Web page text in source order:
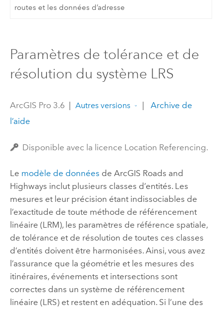
routes et les données d’adresse
Paramètres de tolérance et de
résolution du système LRS
ArcGIS Pro 3.6 | Autres versions |
Archive de
l’aide
Disponible avec la licence Location Referencing.
Le modèle de données de ArcGIS Roads and
Highways inclut plusieurs classes d’entités. Les
mesures et leur précision étant indissociables de
l’exactitude de toute méthode de référencement
linéaire (LRM), les paramètres de référence spatiale,
de tolérance et de résolution de toutes ces classes
d’entités doivent être harmonisées. Ainsi, vous avez
l’assurance que la géométrie et les mesures des
itinéraires, événements et intersections sont
correctes dans un système de référencement
linéaire (LRS) et restent en adéquation. Si l’une des